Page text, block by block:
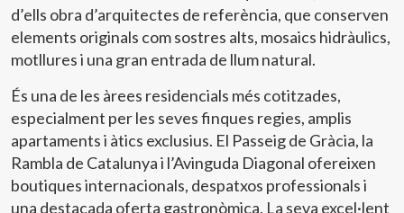
d’ells obra d’arquitectes de referència, que conserven
elements originals com sostres alts, mosaics hidràulics,
motllures i una gran entrada de llum natural.
És una de les àrees residencials més cotitzades,
especialment per les seves finques regies, amplis
apartaments i àtics exclusius. El Passeig de Gràcia, la
Rambla de Catalunya i l’Avinguda Diagonal ofereixen
boutiques internacionals, despatxos professionals i
una destacada oferta gastronòmica. La seva excel·lent